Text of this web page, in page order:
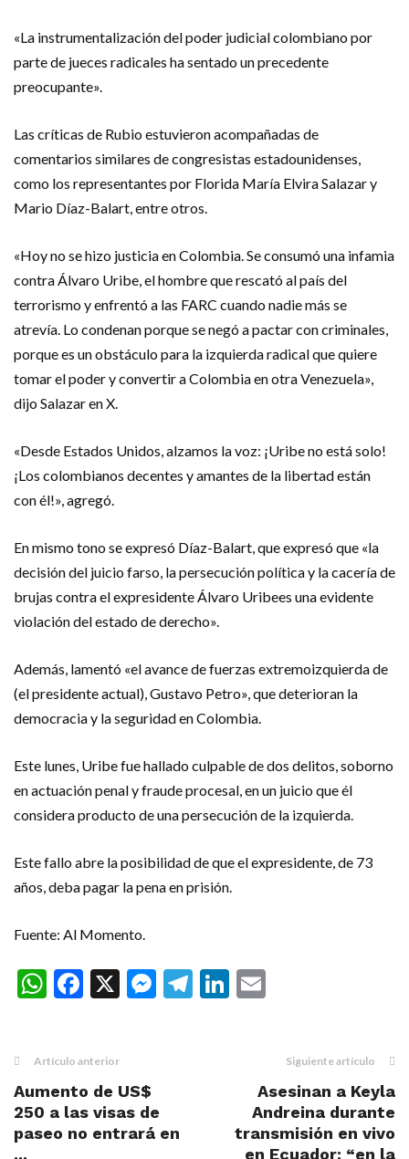
«La instrumentalización del poder judicial colombiano por
parte de jueces radicales ha sentado un precedente
preocupante».
Las críticas de Rubio estuvieron acompañadas de
comentarios similares de congresistas estadounidenses,
como los representantes por Florida María Elvira Salazar y
Mario Díaz-Balart, entre otros.
«Hoy no se hizo justicia en Colombia. Se consumó una infamia
contra Álvaro Uribe, el hombre que rescató al país del
terrorismo y enfrentó a las FARC cuando nadie más se
atrevía. Lo condenan porque se negó a pactar con criminales,
porque es un obstáculo para la izquierda radical que quiere
tomar el poder y convertir a Colombia en otra Venezuela»,
dijo Salazar en X.
«Desde Estados Unidos, alzamos la voz: ¡Uribe no está solo!
¡Los colombianos decentes y amantes de la libertad están
con él!», agregó.
En mismo tono se expresó Díaz-Balart, que expresó que «la
decisión del juicio farso, la persecución política y la cacería de
brujas contra el expresidente Álvaro Uribees una evidente
violación del estado de derecho».
Además, lamentó «el avance de fuerzas extremoizquierda de
(el presidente actual), Gustavo Petro», que deterioran la
democracia y la seguridad en Colombia.
Este lunes, Uribe fue hallado culpable de dos delitos, soborno
en actuación penal y fraude procesal, en un juicio que él
considera producto de una persecución de la izquierda.
Este fallo abre la posibilidad de que el expresidente, de 73
años, deba pagar la pena en prisión.
Fuente: Al Momento.
WhatsApp
Facebook
X Messenger
Telegram
LinkedIn
Artículo anterior
Aumento de US$
250 a las visas de
paseo no entrará en
...
Siguiente artículo
Asesinan a Keyla
Andreina durante
transmisión en vivo
en Ecuador: “en la